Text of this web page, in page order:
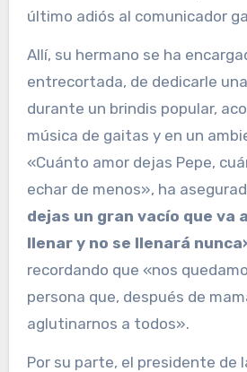
último adiós al comunicador
Allí, su hermano se ha
entrecortada, de dedicarle
durante un brindis popular,
música de gaitas y en un
«Cuánto amor dejas Pepe,
echar de menos», ha
dejas un gran vacío que va
llenar y no se llenará
recordando que «nos
persona que, después de
aglutinarnos a todos».
Por su parte, el presidente de